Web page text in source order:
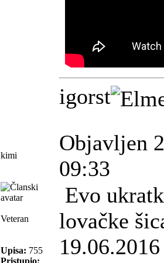
igorst
kimi
Objavljen
09:33
Veteran
Upisa: 755
Pristupio:
Evo
lovačke